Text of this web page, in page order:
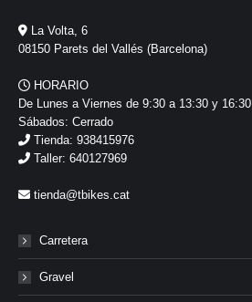
La Volta, 6
08150 Parets del Vallés (Barcelona)
HORARIO
De Lunes a Viernes de 9:30 a 13:30 y
Sábados: Cerrado
Tienda: 938415976
Taller: 640127969
tienda@tbikes.cat
Carretera
Gravel